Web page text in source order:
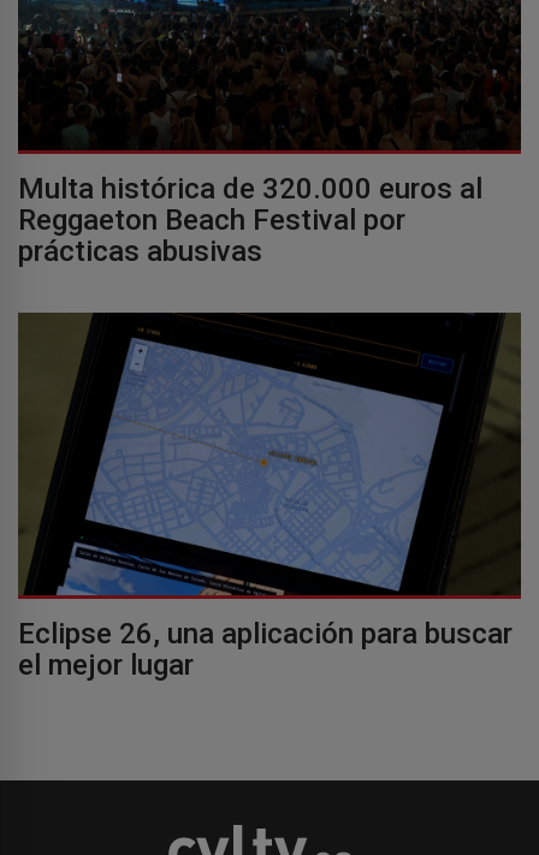
Multa histórica de 320.000 euros al
Reggaeton Beach Festival por
prácticas abusivas
Eclipse 26, una aplicación para buscar
el mejor lugar